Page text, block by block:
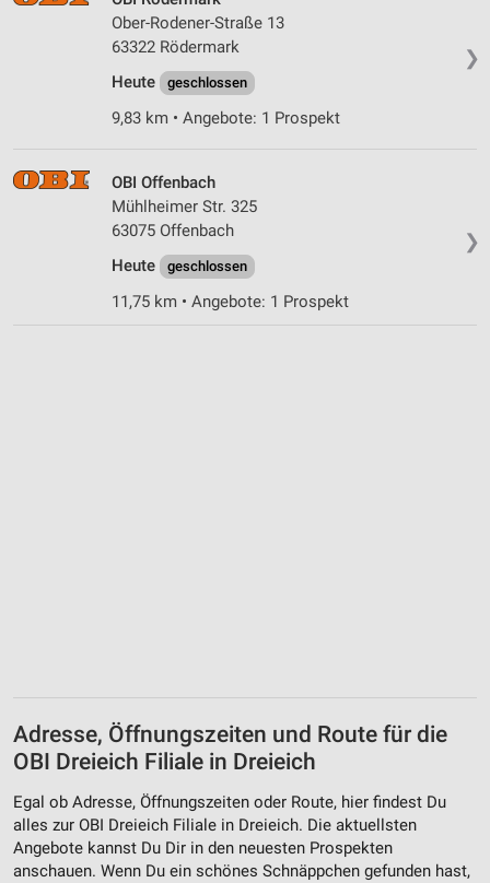
❯
Ober-Rodener-Straße 13
63322 Rödermark
Heute
geschlossen
9,83 km • Angebote: 1 Prospekt
❯
OBI Offenbach
Mühlheimer Str. 325
63075 Offenbach
Heute
geschlossen
11,75 km • Angebote: 1 Prospekt
Adresse, Öffnungszeiten und Route für die
OBI Dreieich Filiale in Dreieich
Egal ob Adresse, Öffnungszeiten oder Route, hier findest Du
alles zur OBI Dreieich Filiale in Dreieich. Die aktuellsten
Angebote kannst Du Dir in den neuesten Prospekten
anschauen. Wenn Du ein schönes Schnäppchen gefunden hast,
Informationen identifizieren
Nicht-IAB-Verarbeitungszwecke:
Performance